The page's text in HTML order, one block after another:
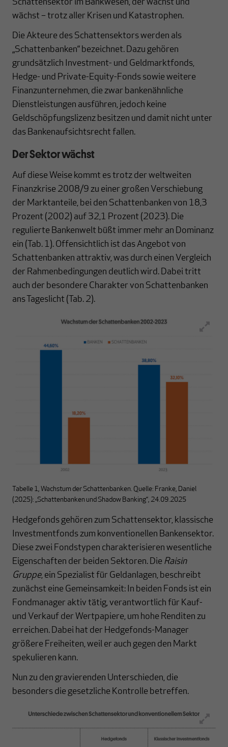
Schattensektor im Bankwesen, der wächst und
wächst – trotz aller Krisen und Katastrophen.
Die Akteure des Schattensektors werden als
„Schattenbanken“ bezeichnet. Dazu gehören
grundsätzlich Investment- und Geldmarktfonds,
Hedge- und Private-Equity-Fonds sowie weitere
Finanzunternehmen, die zwar bankenähnliche
Dienstleistungen ausführen, jedoch keine
Geldschöpfungslizenz besitzen und damit nicht unter
das Bankenaufsichtsrecht fallen.
Der Sektor wächst
Auf diese Weise kommt es trotz der weltweiten
Finanzkrise 2008/9 zu einer großen Verschiebung
der Marktanteile, bei den Schattenbanken von 18,3
Prozent (2002) auf 32,1 Prozent (2023). Die
regulierte Bankenwelt büßt immer mehr an Dominanz
ein (Tab. 1). Offensichtlich ist das Angebot von
Schattenbanken attraktiv, was durch einen Vergleich
der Rahmenbedingungen deutlich wird. Dabei tritt
auch der besondere Charakter von Schattenbanken
ans Tageslicht (Tab. 2).
Tabelle 1, Wachstum der Schattenbanken. Quelle: Franke, Daniel
(2025): „Schattenbanken und Shadow Banking“, 24.09.2025
Hedgefonds gehören zum Schattensektor, klassische
Investmentfonds zum konventionellen Bankensektor.
Diese zwei Fondstypen charakterisieren wesentliche
Eigenschaften der beiden Sektoren. Die Raisin
Gruppe, ein Spezialist für Geldanlagen, beschreibt
zunächst eine Gemeinsamkeit: In beiden Fonds ist ein
Fondmanager aktiv tätig, verantwortlich für Kauf-
und Verkauf der Wertpapiere, um hohe Renditen zu
erreichen. Dabei hat der Hedgefonds-Manager
größere Freiheiten, weil er auch gegen den Markt
spekulieren kann.
Nun zu den gravierenden Unterschieden, die
besonders die gesetzliche Kontrolle betreffen.